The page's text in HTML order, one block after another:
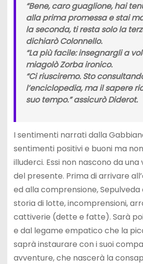
“Bene, caro guaglione, hai
alla prima promessa e stai
la seconda, ti resta solo la
dichiarò Colonnello.
“La più facile: insegnargli a
miagolò Zorba ironico.
“Ci riusciremo. Sto
l’enciclopedia, ma il sapere
suo tempo.” assicurò Diderot.
I sentimenti narrati dalla
sentimenti positivi e buoni ma
illuderci. Essi non nascono da una
del presente. Prima di arrivare
ed alla comprensione,
storia di lotte, incomprensioni,
cattiverie (dette e fatte). Sarà
e dal legame empatico che la
saprà instaurare con i suoi
avventure, che nascerà la